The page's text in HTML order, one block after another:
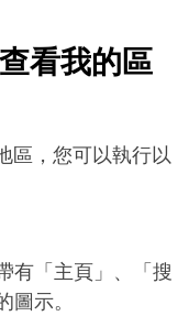
看我的區
區，您可以執行以
有「主頁」、「搜
圖示。